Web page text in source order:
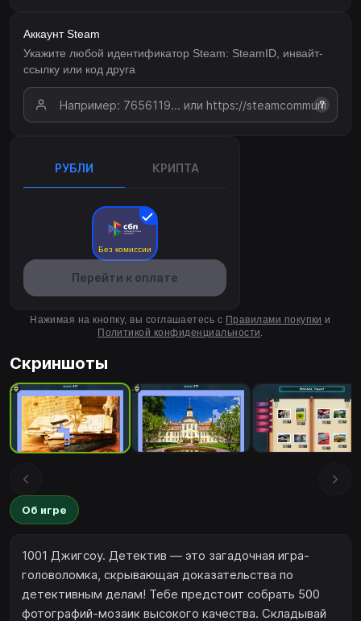
Аккаунт Steam
Укажите любой идентификатор Steam: SteamID, инвайт-
ссылку или код друга
?
РУБЛИ КРИПТА
Без комиссии
Перейти к оплате
Нажимая на кнопку, вы соглашаетесь с Правилами покупки и
Политикой конфиденциальности.
Скриншоты
Об игре
1001 Джигсоу. Детектив — это загадочная игра-
головоломка, скрывающая доказательства по
детективным делам! Тебе предстоит собрать 500
фотографий-мозаик высокого качества. Складывай